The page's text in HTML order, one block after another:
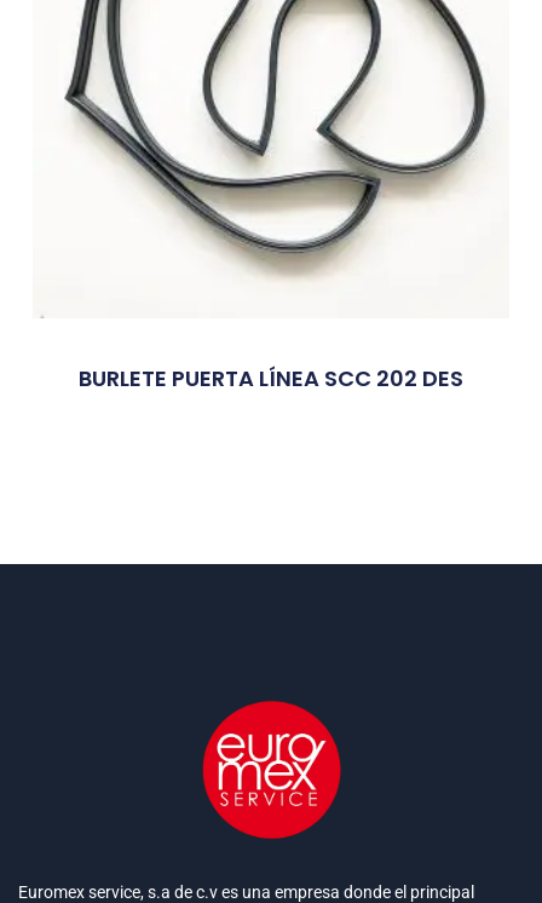
BURLETE PUERTA LÍNEA SCC 202 DES
Euromex service, s.a de c.v es una empresa donde el principal